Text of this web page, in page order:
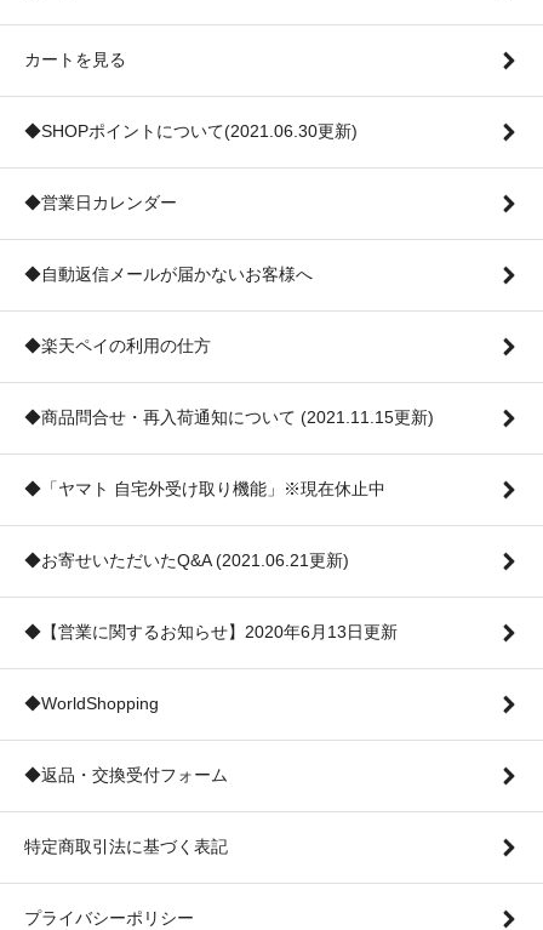
カートを見る
◆SHOPポイントについて(2021.06.30更新)
◆営業日カレンダー
◆自動返信メールが届かないお客様へ
◆楽天ペイの利用の仕方
◆商品問合せ・再入荷通知について (2021.11.15更新)
◆「ヤマト 自宅外受け取り機能」※現在休止中
◆お寄せいただいたQ&A (2021.06.21更新)
◆【営業に関するお知らせ】2020年6月13日更新
◆WorldShopping
◆返品・交換受付フォーム
特定商取引法に基づく表記
プライバシーポリシー